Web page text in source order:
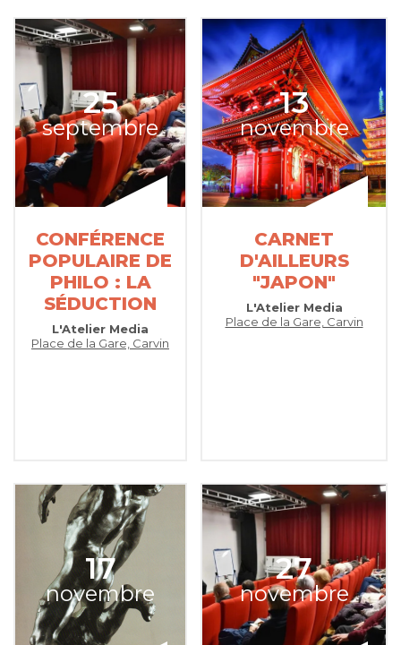
25
septembre
CONFÉRENCE
POPULAIRE DE
PHILO : LA
SÉDUCTION
L'Atelier Media
Place de la Gare, Carvin
13
novembre
CARNET
D'AILLEURS
"JAPON"
L'Atelier Media
Place de la Gare, Carvin
17
novembre
27
novembre